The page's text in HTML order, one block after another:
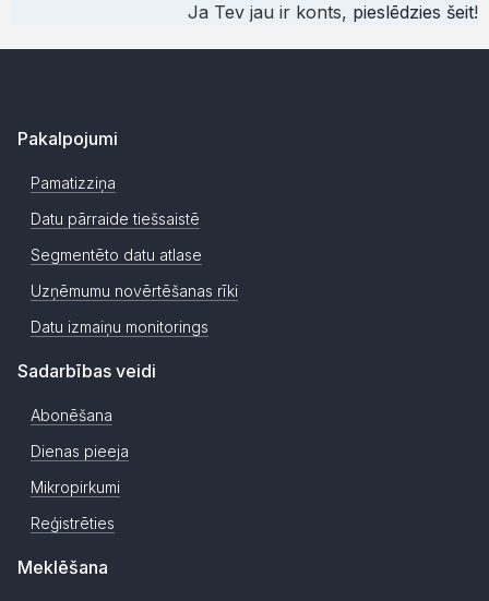
Ja Tev jau ir konts, pieslēdzies šeit!
Pakalpojumi
Pamatizziņa
Datu pārraide tiešsaistē
Segmentēto datu atlase
Uzņēmumu novērtēšanas rīki
Datu izmaiņu monitorings
Sadarbības veidi
Abonēšana
Dienas pieeja
Mikropirkumi
Reģistrēties
Meklēšana